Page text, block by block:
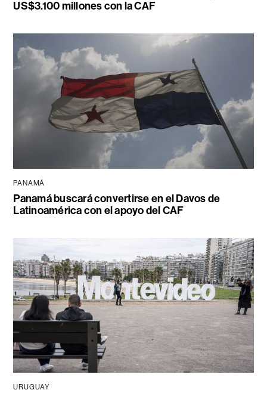
US$3.100 millones con la CAF
PANAMÁ
Panamá buscará convertirse en el Davos de
Latinoamérica con el apoyo del CAF
URUGUAY